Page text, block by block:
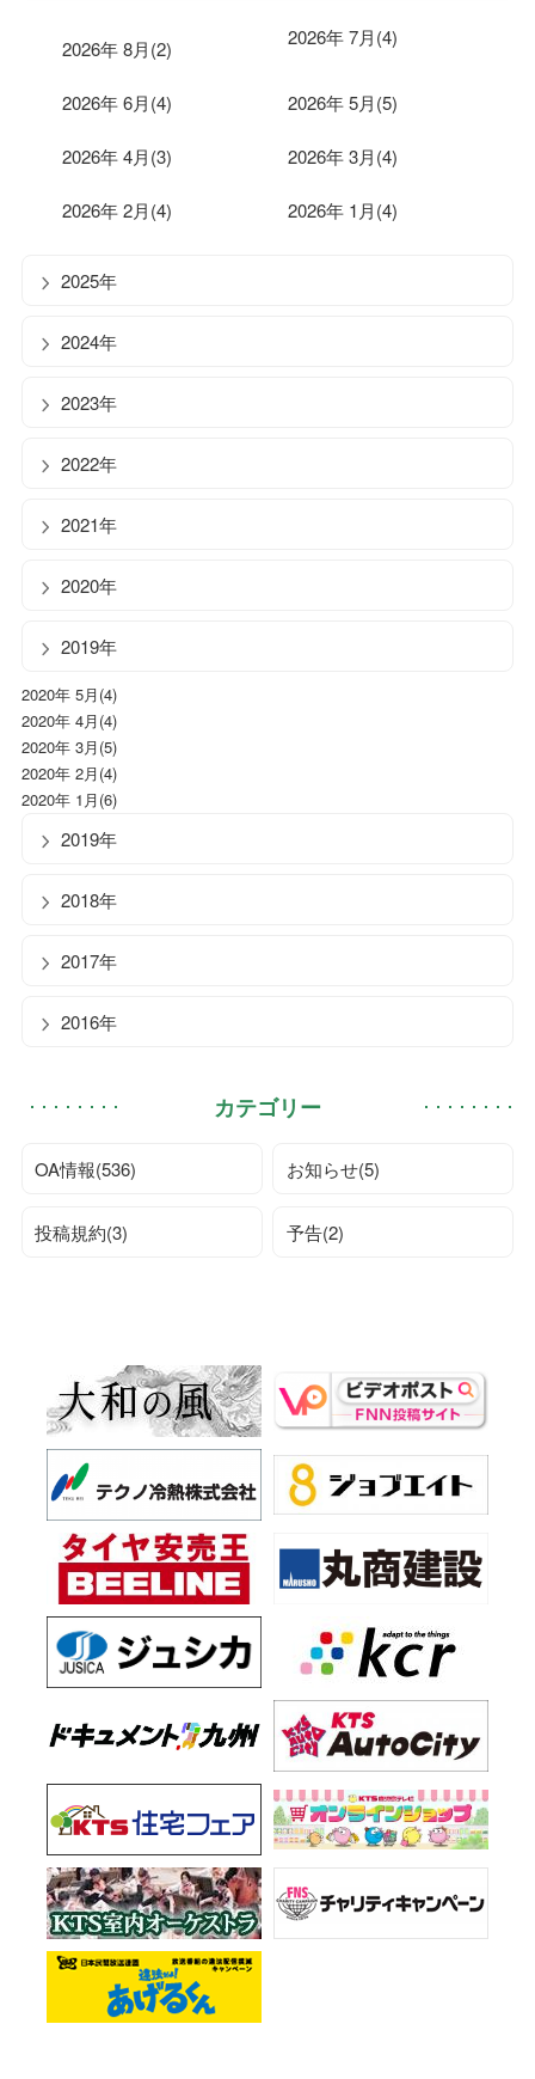
2026年 8月(2) 2026年 7月(4)
2026年 6月(4) 2026年 5月(5)
2026年 4月(3) 2026年 3月(4)
2026年 2月(4) 2026年 1月(4)
2025年
2024年
2023年
2022年
2021年
2020年
2019年
2020年 5月(4)
2020年 4月(4)
2020年 3月(5)
2020年 2月(4)
2020年 1月(6)
2019年
2018年
2017年
2016年
カテゴリー
OA情報(536) お知らせ(5)
投稿規約(3) 予告(2)